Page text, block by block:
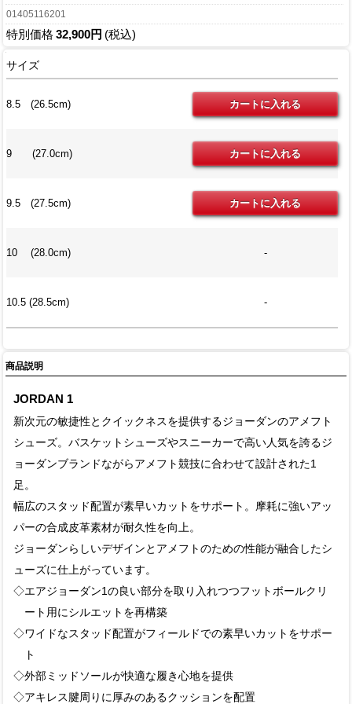
01405116201
特別価格 32,900円 (税込)
サイズ
8.5 (26.5cm)
9 (27.0cm)
9.5 (27.5cm)
10 (28.0cm) -
10.5 (28.5cm) -
商品説明
JORDAN 1
新次元の敏捷性とクイックネスを提供するジョーダンのアメフト
シューズ。バスケットシューズやスニーカーで高い人気を誇るジ
ョーダンブランドながらアメフト競技に合わせて設計された1
足。
幅広のスタッド配置が素早いカットをサポート。摩耗に強いアッ
パーの合成皮革素材が耐久性を向上。
ジョーダンらしいデザインとアメフトのための性能が融合したシ
ューズに仕上がっています。
◇エアジョーダン1の良い部分を取り入れつつフットボールクリ
ート用にシルエットを再構築
◇ワイドなスタッド配置がフィールドでの素早いカットをサポー
ト
◇外部ミッドソールが快適な履き心地を提供
◇アキレス腱周りに厚みのあるクッションを配置